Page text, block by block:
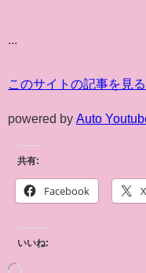
...
このサイトの記事を見る
powered by Auto
共有:
Facebook X
いいね: